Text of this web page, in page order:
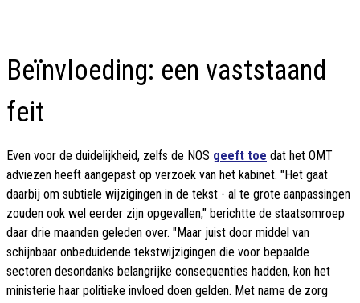
Beïnvloeding: een vaststaand
feit
Even voor de duidelijkheid, zelfs de NOS geeft toe dat het OMT
adviezen heeft aangepast op verzoek van het kabinet. "Het gaat
daarbij om subtiele wijzigingen in de tekst - al te grote aanpassingen
zouden ook wel eerder zijn opgevallen," berichtte de staatsomroep
daar drie maanden geleden over. "Maar juist door middel van
schijnbaar onbeduidende tekstwijzigingen die voor bepaalde
sectoren desondanks belangrijke consequenties hadden, kon het
ministerie haar politieke invloed doen gelden. Met name de zorg